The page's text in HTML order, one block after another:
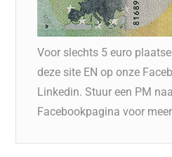
Voor slechts 5 euro
deze site EN op onze
Linkedin. Stuur een PM
Facebookpagina voor